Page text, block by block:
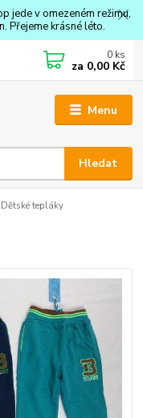
jede v omezeném režimu,
Přejeme krásné léto.
Menu
Hledat
0 ks
za 0,00 Kč
Dětské tepláky